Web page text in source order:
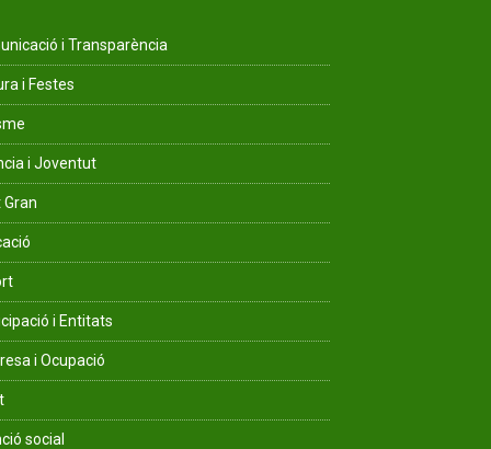
i Transparència
i Festes
i Joventut
Gran
i Entitats
i Ocupació
social